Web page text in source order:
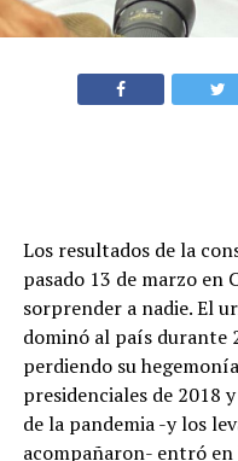
Los resultados de la
pasado 13 de marzo en
sorprender a nadie. El
dominó al país durante
perdiendo su
presidenciales de 2018
de la pandemia -y los
acompañaron- entró en